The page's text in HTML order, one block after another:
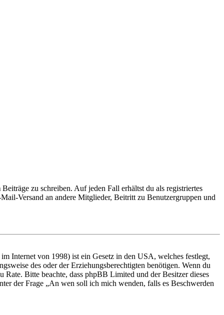
zu schreiben. Auf jeden Fall erhältst du als registriertes
Versand an andere Mitglieder, Beitritt zu Benutzergruppen und
Internet von 1998) ist ein Gesetz in den USA, welches festlegt,
des oder der Erziehungsberechtigten benötigen. Wenn du
Bitte beachte, dass phpBB Limited und der Besitzer dieses
der Frage „An wen soll ich mich wenden, falls es Beschwerden